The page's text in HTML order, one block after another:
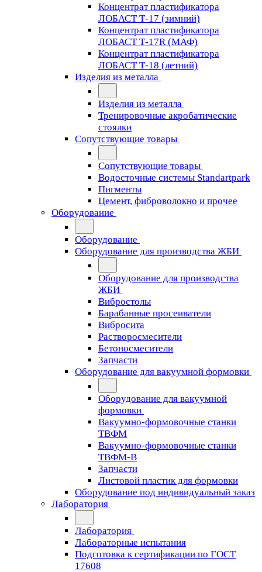
Концентрат пластификатора
ЛОБАСТ Т-17 (зимний)
Концентрат пластификатора
ЛОБАСТ Т-17R (МАФ)
Концентрат пластификатора
ЛОБАСТ Т-18 (летний)
Изделия из металла
Изделия из металла
Тренировочные акробатические
стоялки
Сопутствующие товары
Сопутствующие товары
Водосточные системы Standartpark
Пигменты
Цемент, фиброволокно и прочее
Оборудование
Оборудование
Оборудование для производства ЖБИ
Оборудование для производства
ЖБИ
Вибростолы
Барабанные просеиватели
Вибросита
Растворосмесители
Бетоносмесители
Запчасти
Оборудование для вакуумной формовки
Оборудование для вакуумной
формовки
Вакуумно-формовочные станки
ТВФМ
Вакуумно-формовочные станки
ТВФМ-В
Запчасти
Листовой пластик для формовки
Оборудование под индивидуальный заказ
Лаборатория
Лаборатория
Лабораторные испытания
Подготовка к сертификации по ГОСТ
17608